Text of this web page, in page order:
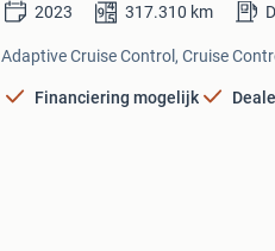
2023 317.310 km
Adaptive Cruise Control, Cruise
Financiering mogelijk